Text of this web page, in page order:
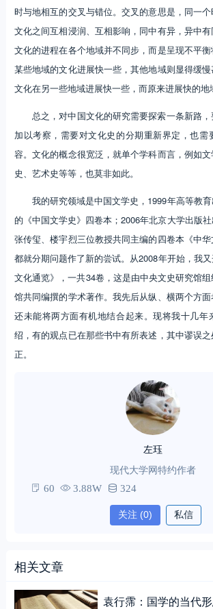
时与地相互的交叉与错位。交叉的意思是，同一
文化之间互相浸润、互相影响，同中有异，异中有
文化的进程在各个地域并不同步，而是呈现不平衡
某些地域的文化进展快一些，其他地域则显得缓
文化在另一些地域进展快一些，而原来进展快的地
总之，对中国文化的研究需要探索一条新路
加以考察，需要对文化史的分期重新界定，也需
容。文化的概念很宽泛，就单个学科而言，例如
史、艺术史等等，也莫非如此。
我的研究领域是中国文学史，1999年高等教
的《中国文学史》四卷本；2006年北京大学出版社
张传玺、楼宇烈三位教授共同主编的四卷本《中
都就分期问题作了新的尝试。从2008年开始，我
文化通览》，一共34卷，这是由中央文史研究馆
馆共同编撰的学术著作。我先后从纵、横两个方
还未能将两方面有机地结合起来。现将我十几年
绍，有的观点已在那些书中有所表述，其中谬误
正。
左珏
现代大学网特约作者
60 3.88W 324
关注 (0) 私信
相关文章
袁行霈：国学的当代